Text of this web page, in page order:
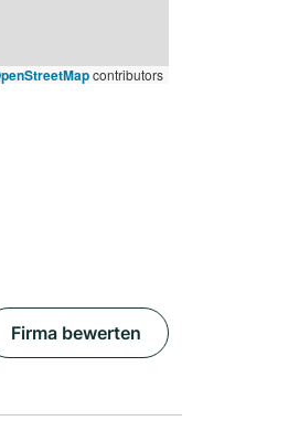
contributors
Firma bewerten